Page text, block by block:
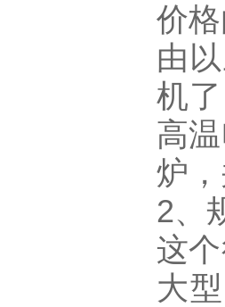
价
由
机
高
炉
2、
这
大